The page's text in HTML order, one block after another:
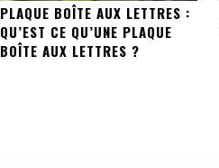
PLAQUE BOÎTE AUX LETTRES :
QU’EST CE QU’UNE PLAQUE
BOÎTE AUX LETTRES ?